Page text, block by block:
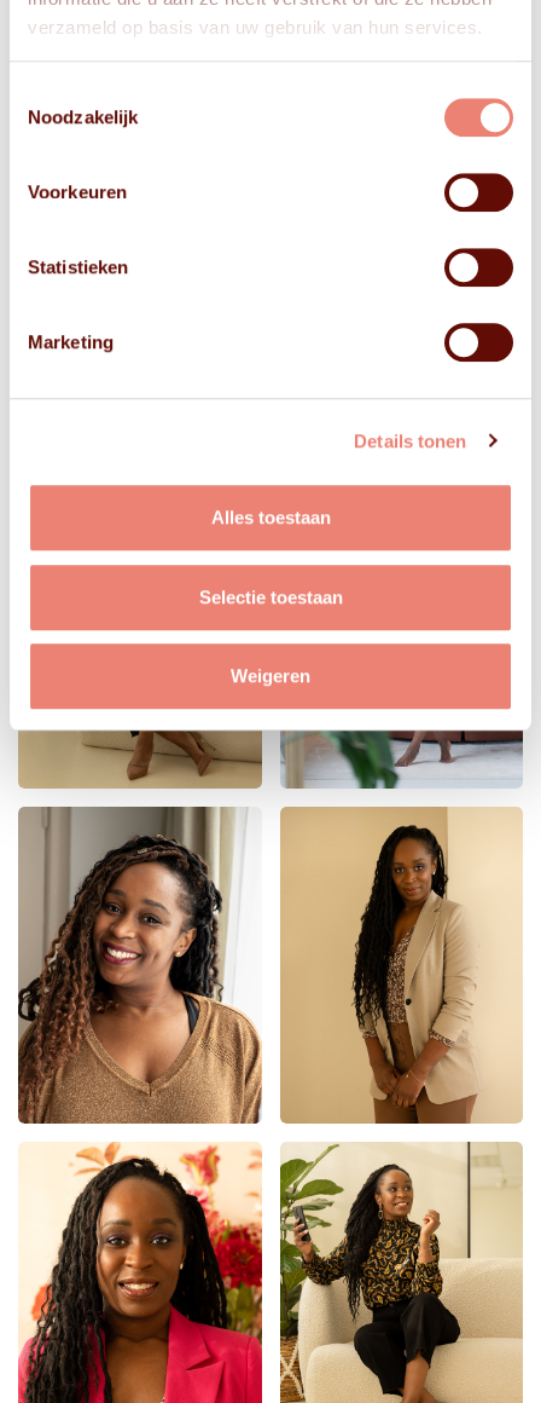
verzameld op basis van uw gebruik van hun services.
Noodzakelijk
Voorkeuren
Statistieken
Marketing
Details tonen
Alles toestaan
Selectie toestaan
Weigeren